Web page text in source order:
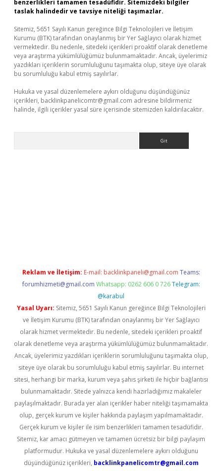
benzerlikleri tamamen tesadüfidir. Sitemizdeki bilgiler
taslak halindedir ve tavsiye niteliği taşımazlar.
Sitemiz, 5651 Sayılı Kanun gereğince Bilgi Teknolojileri ve İletişim
Kurumu (BTK) tarafından onaylanmış bir Yer Sağlayıcı olarak hizmet
vermektedir. Bu nedenle, sitedeki içerikleri proaktif olarak denetleme
veya araştırma yükümlülüğümüz bulunmamaktadır. Ancak, üyelerimiz
yazdıkları içeriklerin sorumluluğunu taşımakta olup, siteye üye olarak
bu sorumluluğu kabul etmiş sayılırlar.
Hukuka ve yasal düzenlemelere aykırı olduğunu düşündüğünüz
içerikleri, backlinkpanelicomtr@gmail.com adresine bildirmeniz
halinde, ilgili içerikler yasal süre içerisinde sitemizden kaldırılacaktır.
Reklam ve İletişim: E-mail: backlinkpaneli@gmail.com Teams:
forumhizmeti@gmail.com Whatsapp: 0262 606 0 726 Telegram:
@karabul
Yasal Uyarı: Sitemiz, 5651 Sayılı Kanun gereğince Bilgi Teknolojileri
ve İletişim Kurumu (BTK) tarafından onaylanmış bir Yer Sağlayıcı
olarak hizmet vermektedir. Bu nedenle, sitedeki içerikleri proaktif
olarak denetleme veya araştırma yükümlülüğümüz bulunmamaktadır.
Ancak, üyelerimiz yazdıkları içeriklerin sorumluluğunu taşımakta olup,
siteye üye olarak bu sorumluluğu kabul etmiş sayılırlar. Bu internet
sitesi, herhangi bir marka, kurum veya şahıs şirketi ile hiçbir bağlantısı
bulunmamaktadır. Sitede yalnızca kendi hazırladığımız makaleler
paylaşılmaktadır. Burada yer alan içerikler haber niteliği taşımamakta
olup, gerçek kurum ve kişiler hakkında paylaşım yapılmamaktadır.
Gerçek kurum ve kişiler ile isim benzerlikleri tamamen tesadüfidir.
Sitemiz, kar amacı gütmeyen ve tamamen ücretsiz bir bilgi paylaşım
platformudur. Hukuka ve yasal düzenlemelere aykırı olduğunu
düşündüğünüz içerikleri, backlinkpanelicomtr@gmail.com